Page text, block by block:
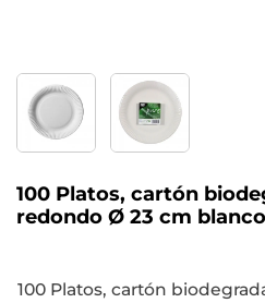
100 Platos, cartón
redondo Ø 23 cm
100 Platos, cartón